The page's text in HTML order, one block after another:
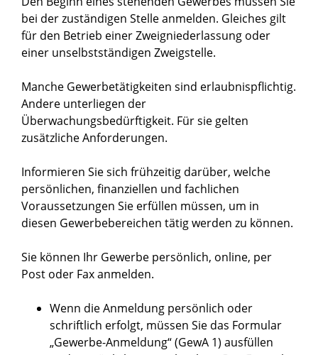
bei der zuständigen Stelle anmelden. Gleiches gilt
für den Betrieb einer Zweigniederlassung oder
einer unselbstständigen Zweigstelle.
Manche Gewerbetätigkeiten sind erlaubnispflichtig.
Andere unterliegen der
Überwachungsbedürftigkeit. Für sie gelten
zusätzliche Anforderungen.
Informieren Sie sich frühzeitig darüber, welche
persönlichen, finanziellen und fachlichen
Voraussetzungen Sie erfüllen müssen, um in
diesen Gewerbebereichen tätig werden zu können.
Sie können Ihr Gewerbe persönlich, online, per
Post oder Fax anmelden.
Wenn die Anmeldung persönlich oder
schriftlich erfolgt, müssen Sie das Formular
„Gewerbe-Anmeldung“ (GewA 1) ausfüllen